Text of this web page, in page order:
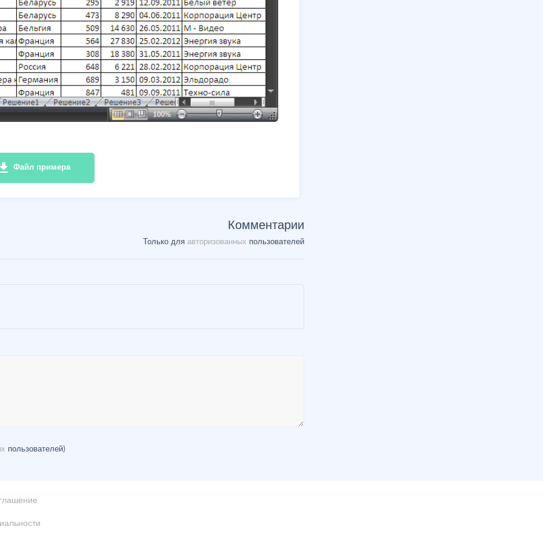
Файл примера
Комментарии
Только для авторизованных пользователей
пользователей)